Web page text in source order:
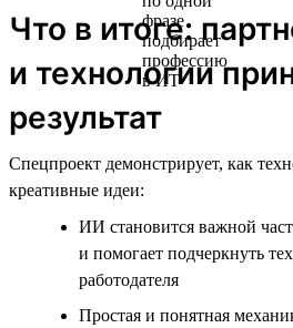
Что в итоге:
и технологии
результат
Спецпроект демонстрирует, как
креативные идеи:
ИИ становится важной
и помогает подчеркнуть
работодателя
Простая и понятная